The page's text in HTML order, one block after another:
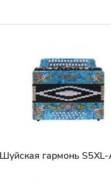
Шуйская гармонь